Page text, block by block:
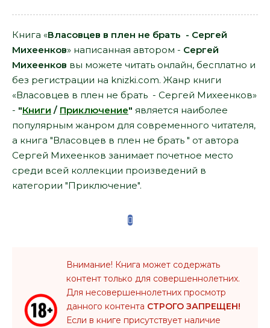
Книга «Власовцев в плен не брать - Сергей
Михеенков» написанная автором - Сергей
Михеенков вы можете читать онлайн, бесплатно и
без регистрации на knizki.com. Жанр книги
«Власовцев в плен не брать - Сергей Михеенков»
- "Книги / Приключение" является наиболее
популярным жанром для современного читателя,
а книга "Власовцев в плен не брать " от автора
Сергей Михеенков занимает почетное место
среди всей коллекции произведений в
категории "Приключение".
Внимание! Книга может содержать
контент только для совершеннолетних.
Для несовершеннолетних просмотр
данного контента СТРОГО ЗАПРЕЩЕН!
Если в книге присутствует наличие